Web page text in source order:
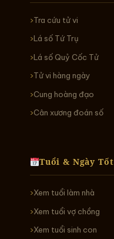
Tra cứu tử vi
Lá số Tứ Trụ
Lá số Quỷ Cốc Tử
Tử vi hàng ngày
Cung hoàng đạo
Cân xương đoán số
Tuổi & Ngày Tốt
Xem tuổi làm nhà
Xem tuổi vợ chồng
Xem tuổi sinh con